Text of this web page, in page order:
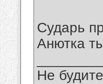
Сударь
Анютка
Не